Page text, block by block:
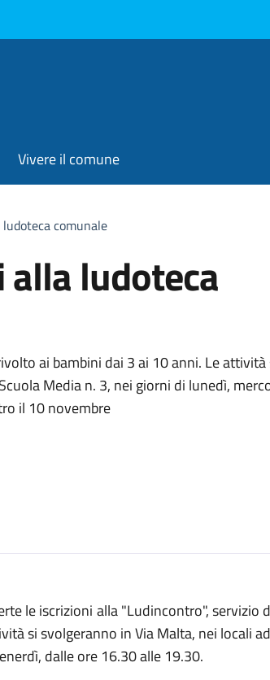
Vivere il comune
comunale
ludoteca
ai bambini dai 3 ai 10 anni. Le attività
Media n. 3, nei giorni di lunedì,
il 10 novembre
le iscrizioni alla "Ludincontro",
si svolgeranno in Via Malta, nei locali
dalle ore 16.30 alle 19.30.